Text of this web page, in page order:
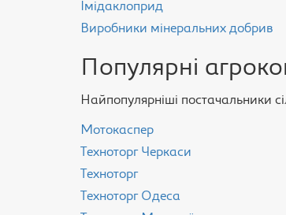
Імідаклоприд
Виробники мінеральних добрив
Популярні
Найпопулярніші постачальники
Мотокаспер
Техноторг Черкаси
Техноторг
Техноторг Одеса